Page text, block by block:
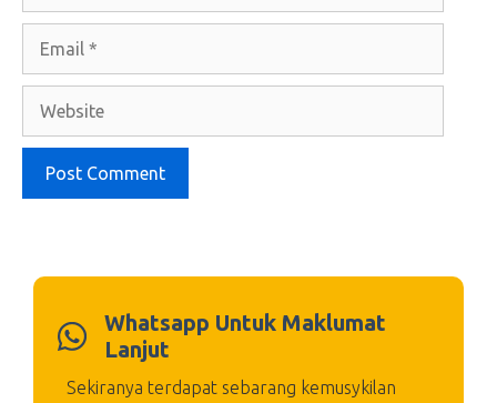
Whatsapp Untuk Maklumat
Lanjut
Sekiranya terdapat sebarang kemusykilan